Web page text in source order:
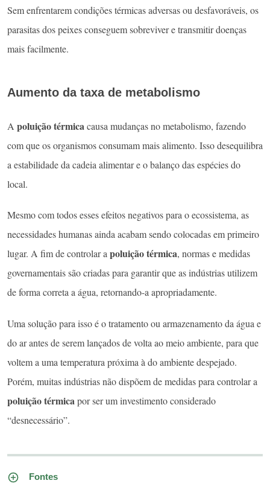
Sem enfrentarem condições térmicas adversas ou desfavoráveis, os
parasitas dos peixes conseguem sobreviver e transmitir doenças
mais facilmente.
Aumento da taxa de metabolismo
A poluição térmicacausa mudanças no metabolismo, fazendo
com que os organismos consumam mais alimento. Isso desequilibra
a estabilidade da cadeia alimentar e o balanço das espécies do
local.
Mesmo com todos esses efeitos negativos para o ecossistema, as
necessidades humanas ainda acabam sendo colocadas em primeiro
lugar. A fim de controlar apoluição térmica, normas e medidas
governamentais são criadas para garantir que as indústrias utilizem
de forma correta a água, retornando-a apropriadamente.
Uma solução para isso é o tratamento ou armazenamento da água e
do ar antes de serem lançados de volta ao meio ambiente, para que
voltem a uma temperatura próxima à do ambiente despejado.
Porém, muitas indústrias não dispõem de medidas para controlar a
poluição térmicapor ser um investimento considerado
“desnecessário”.
Fontes